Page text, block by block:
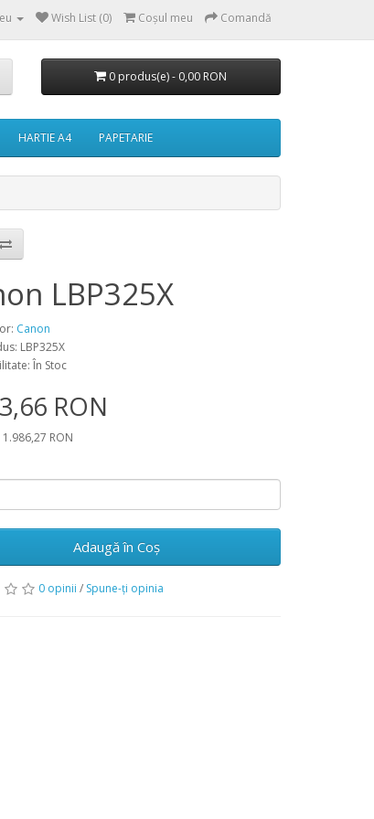
Wish List (0) Coşul meu Comandă
0 produs(e) - 0,00 RON
HARTIE A4 PAPETARIE
LBP325X
Canon
LBP325X
În Stoc
RON
1.986,27 RON
Adaugă în Coş
0 opinii / Spune-ţi opinia